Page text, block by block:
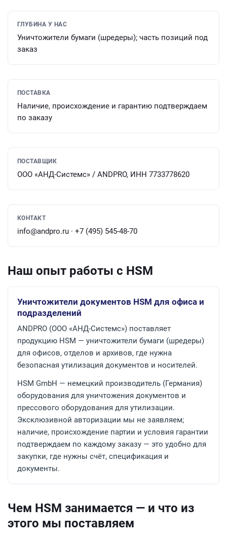
ГЛУБИНА У НАС
Уничтожители бумаги (шредеры); часть позиций под
заказ
ПОСТАВКА
Наличие, происхождение и гарантию подтверждаем
по заказу
ПОСТАВЩИК
ООО «АНД-Системс» / ANDPRO, ИНН 7733778620
КОНТАКТ
info@andpro.ru · +7 (495) 545-48-70
Наш опыт работы с HSM
Уничтожители документов HSM для офиса и
подразделений
ANDPRO (ООО «АНД-Системс») поставляет
продукцию HSM — уничтожители бумаги (шредеры)
для офисов, отделов и архивов, где нужна
безопасная утилизация документов и носителей.
HSM GmbH — немецкий производитель (Германия)
оборудования для уничтожения документов и
прессового оборудования для утилизации.
Эксклюзивной авторизации мы не заявляем;
наличие, происхождение партии и условия гарантии
подтверждаем по каждому заказу — это удобно для
закупки, где нужны счёт, спецификация и
документы.
Чем HSM занимается — и что из
этого мы поставляем